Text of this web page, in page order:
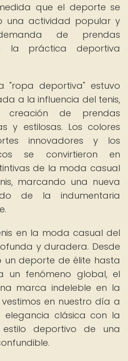
que el deporte se
una actividad popular y
de prendas
la práctica deportiva
"ropa deportiva" estuvo
a la influencia del tenis,
de prendas
y estilosas. Los colores
innovadores y los
se convirtieron en
de la moda casual
marcando una nueva
de la indumentaria
en la moda casual del
y duradera. Desde
un deporte de élite hasta
un fenómeno global, el
marca indeleble en la
en nuestro día a
elegancia clásica con la
deportivo de una